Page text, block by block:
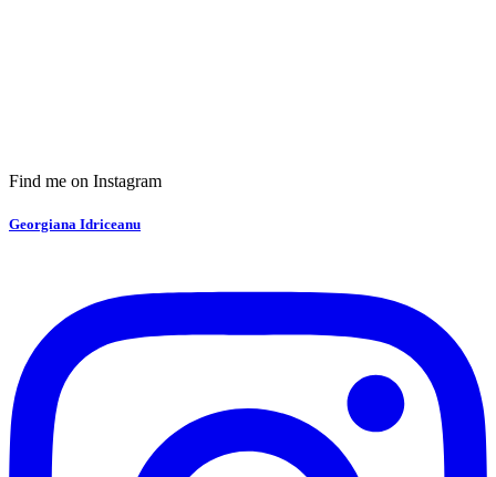
Find me on Instagram
Georgiana Idriceanu